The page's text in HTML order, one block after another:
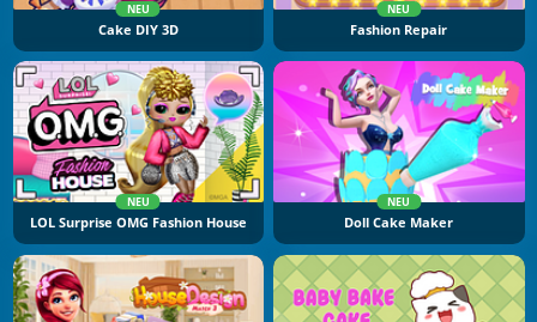
NEU
Cake DIY 3D
NEU
Fashion Repair
NEU
LOL Surprise OMG Fashion House
NEU
Doll Cake Maker